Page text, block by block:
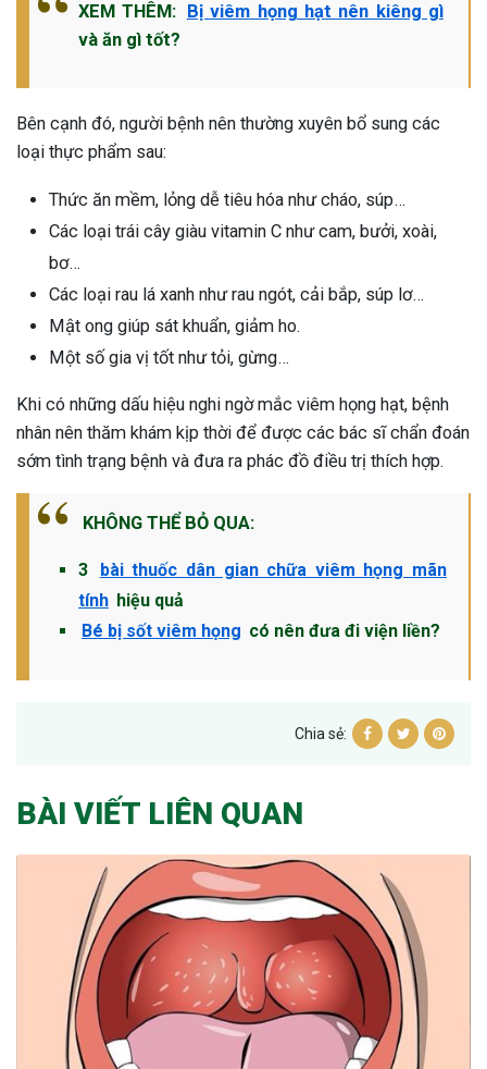
XEM THÊM: Bị viêm họng hạt nên kiêng gì
và ăn gì tốt?
Bên cạnh đó, người bệnh nên thường xuyên bổ sung các
loại thực phẩm sau:
Thức ăn mềm, lỏng dễ tiêu hóa như cháo, súp…
Các loại trái cây giàu vitamin C như cam, bưởi, xoài,
bơ…
Các loại rau lá xanh như rau ngót, cải bắp, súp lơ…
Mật ong giúp sát khuẩn, giảm ho.
Một số gia vị tốt như tỏi, gừng…
Khi có những dấu hiệu nghi ngờ mắc viêm họng hạt, bệnh
nhân nên thăm khám kịp thời để được các bác sĩ chẩn đoán
sớm tình trạng bệnh và đưa ra phác đồ điều trị thích hợp.
KHÔNG THỂ BỎ QUA:
3
bài thuốc dân gian chữa viêm họng mãn
tính hiệu quả
Bé bị sốt viêm họng có nên đưa đi viện liền?
Chia sẻ:
BÀI VIẾT LIÊN QUAN